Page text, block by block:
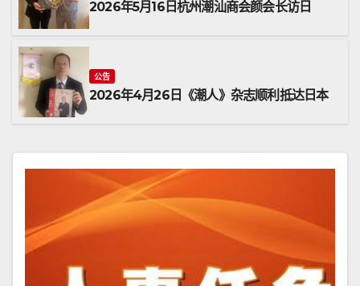
2026年5月16日杭州潮汕商会颜会长访日
公告
2026年4月26日《潮人》杂志顺利抵达日本